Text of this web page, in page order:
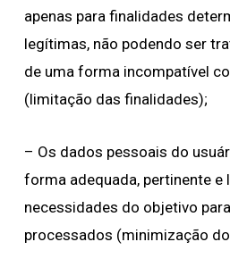
apenas para finalidades
legítimas, não podendo ser
de uma forma incompatível
(limitação das finalidades);
– Os dados pessoais do
forma adequada, pertinente e
necessidades do objetivo
processados (minimização